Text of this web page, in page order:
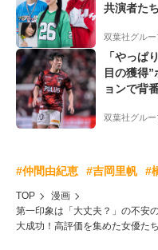
共演者た
双葉社グルー
「やっぱ
目の獲得
ョンで背
せだね〜
双葉社グルー
#仲間由紀恵 #吉岡里帆 #
TOP
漫画
第一印象は「大丈夫？」の不安
大成功！高評価を集めた女優たち